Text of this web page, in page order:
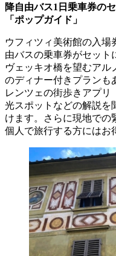
降自由バス1日乗車券の
「ポップガイド」
ウフィツィ美術館の入場
由バスの乗車券がセット
ヴェッキオ橋を望むアル
のディナー付きプランも
レンツェの街歩きアプリ
光スポットなどの解説を
けます。さらに現地での
個人で旅行する方にはお